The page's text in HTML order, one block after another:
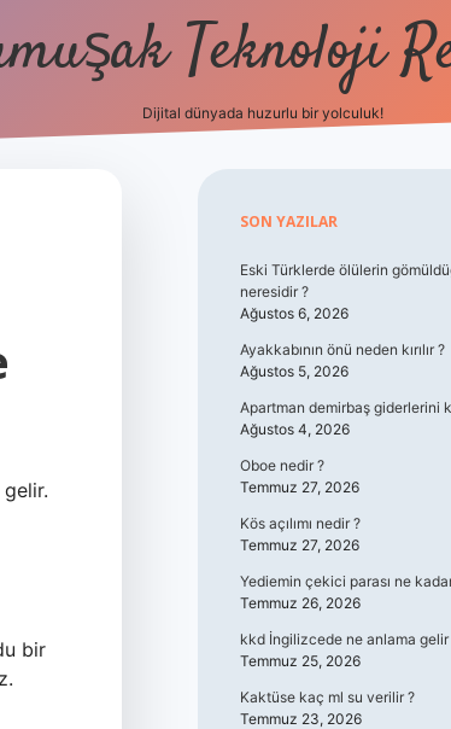
Teknoloji
Dijital dünyada huzurlu bir yolculuk!
bir
Sidebar
SON YAZILAR
Eski Türklerde ölülerin
neresidir ?
Ağustos 6, 2026
Ayakkabının önü neden kırılır ?
Ağustos 5, 2026
Apartman demirbaş giderlerini
Ağustos 4, 2026
Oboe nedir ?
Temmuz 27, 2026
Kös açılımı nedir ?
Temmuz 27, 2026
Yediemin çekici parası ne
Temmuz 26, 2026
kkd İngilizcede ne anlama gelir
Temmuz 25, 2026
Kaktüse kaç ml su verilir ?
Temmuz 23, 2026